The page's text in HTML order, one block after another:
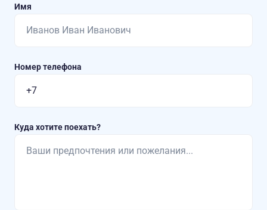
Имя
Номер телефона
Куда хотите поехать?